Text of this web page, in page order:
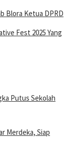
Blora Ketua DPRD
Fest 2025 Yang
Putus Sekolah
Merdeka, Siap